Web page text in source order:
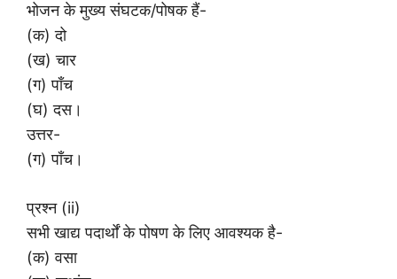
भोजन के मुख्य संघटक/पोषक हैं-
(क) दो
(ख) चार
(ग) पाँच
(घ) दस।
उत्तर-
(ग) पाँच।
प्रश्न (ii)
सभी खाद्य पदार्थों के पोषण के लिए आवश्यक है-
(क) वसा